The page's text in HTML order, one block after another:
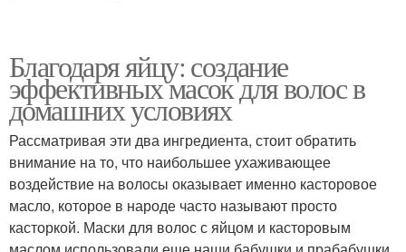
Благодаря яйцу: создание
эффективных масок для волос в
домашних условиях
Рассматривая эти два ингредиента, стоит обратить
внимание на то, что наибольшее ухаживающее
воздействие на волосы оказывает именно касторовое
масло, которое в народе часто называют просто
касторкой. Маски для волос с яйцом и касторовым